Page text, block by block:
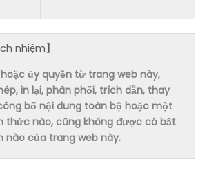
nhiệm】
ủy quyền từ trang web này,
in lại, phân phối, trích dẫn, thay
bố nội dung toàn bộ hoặc một
thức nào, cũng không được có bất
nào của trang web này.